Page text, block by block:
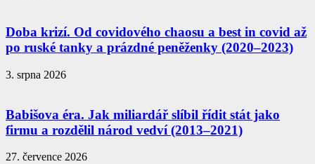
Doba krizí. Od covidového chaosu a best in covid až
po ruské tanky a prázdné peněženky (2020–2023)
3. srpna 2026
Babišova éra. Jak miliardář slíbil řídit stát jako
firmu a rozdělil národ vedví (2013–2021)
27. července 2026